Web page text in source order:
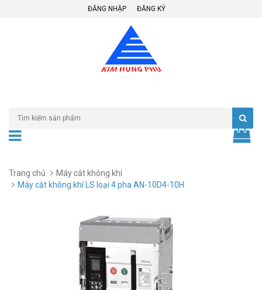
ĐĂNG NHẬP ĐĂNG KÝ
Trang chủ
Máy cắt không khí
Máy cắt không khí LS loại 4 pha AN-10D4-10H